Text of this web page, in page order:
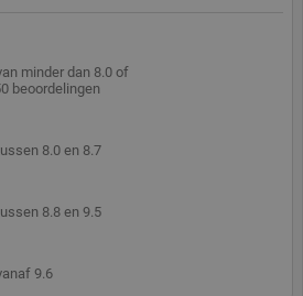
minder dan 8.0 of
beoordelingen
8.0 en 8.7
8.8 en 9.5
9.6